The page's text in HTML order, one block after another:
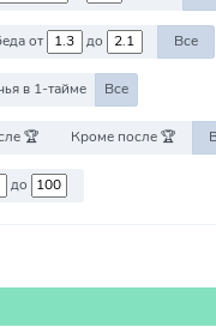
Победа от до Все
в 1-тайме Все
🏆 Кроме после 🏆
до